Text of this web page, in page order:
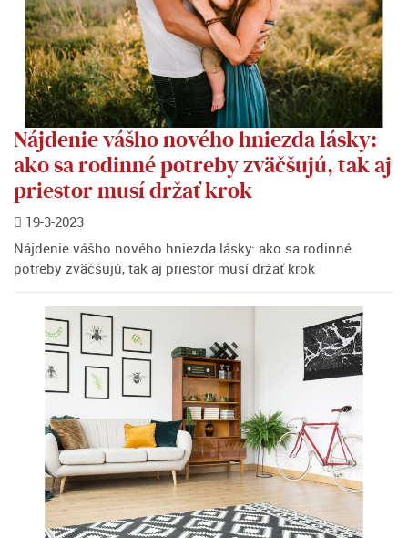
Nájdenie vášho nového hniezda lásky:
ako sa rodinné potreby zväčšujú, tak aj
priestor musí držať krok
19-3-2023
Nájdenie vášho nového hniezda lásky: ako sa rodinné
potreby zväčšujú, tak aj priestor musí držať krok